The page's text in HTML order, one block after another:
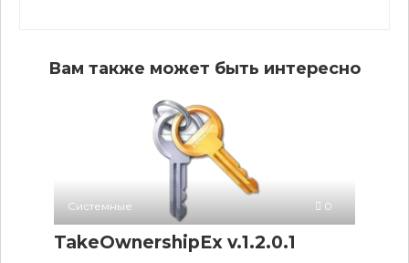
Вам также может быть интересно
Системные 0
TakeOwnershipEx v.1.2.0.1